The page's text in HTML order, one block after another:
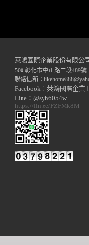
萊鴻國際企業股份有限公
500 彰化市中正路二段489
聯絡信箱： likehome888@y
Facebook：萊鴻國際企業
Line：@syh6054w
https://lin.ee/PZFMk8M